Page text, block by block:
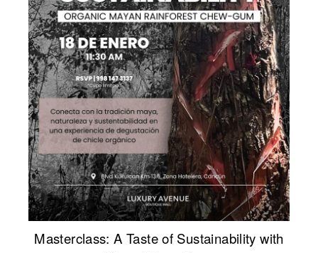
Masterclass: A Taste of Sustainability with